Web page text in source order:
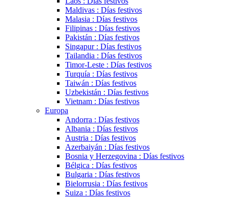
Maldivas : Días festivos
Malasia : Días festivos
Filipinas : Días festivos
Pakistán : Días festivos
Singapur : Días festivos
Tailandia : Días festivos
Timor-Leste : Días festivos
Turquía : Días festivos
Taiwán : Días festivos
Uzbekistán : Días festivos
Vietnam : Días festivos
Europa
Andorra : Días festivos
Albania : Días festivos
Austria : Días festivos
Azerbaiyán : Días festivos
Bosnia y Herzegovina : Días festivos
Bélgica : Días festivos
Bulgaria : Días festivos
Bielorrusia : Días festivos
Suiza : Días festivos